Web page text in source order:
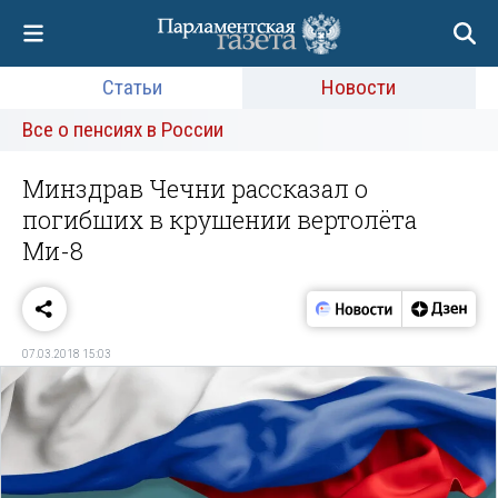
Статьи
Новости
Все о пенсиях в России
Минздрав Чечни рассказал о
погибших в крушении вертолёта
Ми-8
07.03.2018 15:03